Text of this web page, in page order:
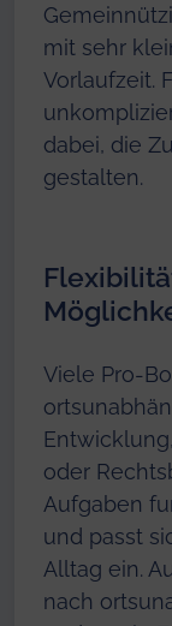
mit sehr
Vorlaufzeit.
dabei, die
gestalten.
Viele Pro-
oder
Aufgaben
und passt
Alltag ein.
nach